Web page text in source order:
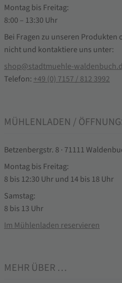
Montag bis Freitag:
8:00 – 13:30 Uhr
Bei Fragen zu unseren Produkten
nicht und kontaktiere uns unter:
shop@stadtmuehle-
Telefon: +49 (0) 7157 / 812 3992
MÜHLENLADEN /
Betzenbergstr. 8 · 71111
Montag bis Freitag:
8 bis 12:30 Uhr und 14 bis 18 Uhr
Samstag:
8 bis 13 Uhr
Im Mühlenladen reservieren
MEHR ÜBER …